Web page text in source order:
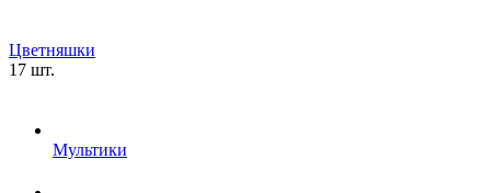
Цветняшки
17 шт.
Мультики